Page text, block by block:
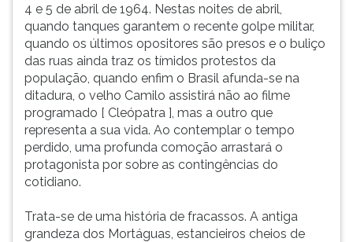
4 e 5 de abril de 1964. Nestas noites de abril,
quando tanques garantem o recente golpe militar,
quando os últimos opositores são presos e o buliço
das ruas ainda traz os tímidos protestos da
população, quando enfim o Brasil afunda-se na
ditadura, o velho Camilo assistirá não ao filme
programado [ Cleópatra ], mas a outro que
representa a sua vida. Ao contemplar o tempo
perdido, uma profunda comoção arrastará o
protagonista por sobre as contingências do
cotidiano.
Trata-se de uma história de fracassos. A antiga
grandeza dos Mortáguas, estancieiros cheios de